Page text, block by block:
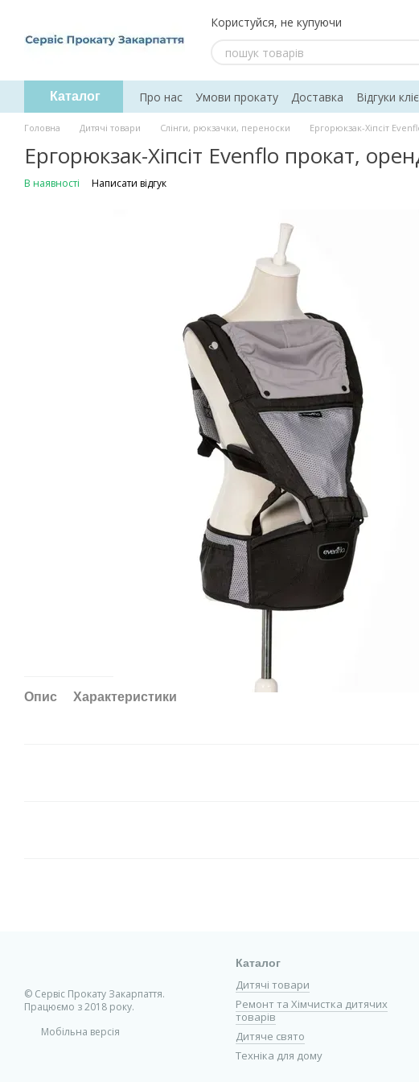
Користуйся, не купуючи
Каталог Про нас Умови прокату Доставка Відгуки
Головна Дитячі товари Слінги, рюкзачки, переноски Ергорюкзак-Хіпсіт
Ергорюкзак-Хіпсіт Evenflo прокат,
В наявності Написати відгук
Опис Характеристики
© Сервіс Прокату Закарпаття.
Працюємо з 2018 року.
Мобільна версія
Каталог
Дитячі товари
Ремонт та Хімчистка дитячих
товарів
Дитяче свято
Техніка для дому